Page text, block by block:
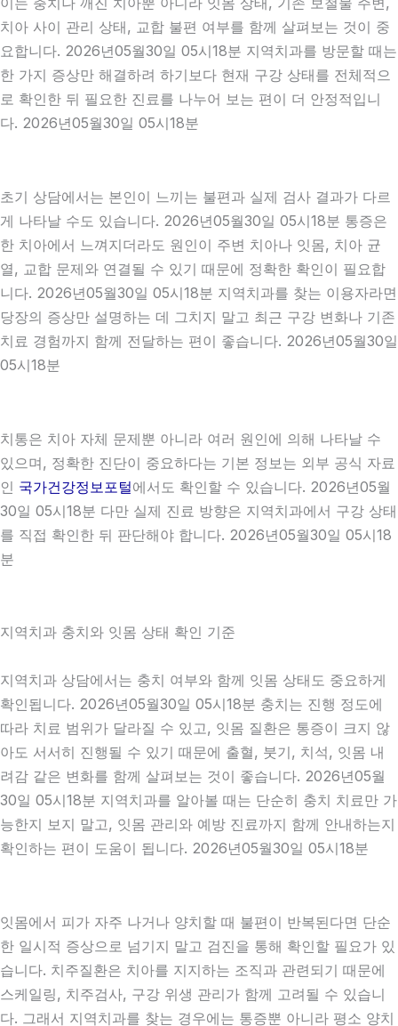
치아 사이 관리 상태, 교합 불편 여부를 함께 살펴보는 것이 중
요합니다. 2026년05월30일 05시18분 지역치과를 방문할 때는
한 가지 증상만 해결하려 하기보다 현재 구강 상태를 전체적으
로 확인한 뒤 필요한 진료를 나누어 보는 편이 더 안정적입니
다. 2026년05월30일 05시18분
초기 상담에서는 본인이 느끼는 불편과 실제 검사 결과가 다르
게 나타날 수도 있습니다. 2026년05월30일 05시18분 통증은
한 치아에서 느껴지더라도 원인이 주변 치아나 잇몸, 치아 균
열, 교합 문제와 연결될 수 있기 때문에 정확한 확인이 필요합
니다. 2026년05월30일 05시18분 지역치과를 찾는 이용자라면
당장의 증상만 설명하는 데 그치지 말고 최근 구강 변화나 기존
치료 경험까지 함께 전달하는 편이 좋습니다. 2026년05월30일
05시18분
치통은 치아 자체 문제뿐 아니라 여러 원인에 의해 나타날 수
있으며, 정확한 진단이 중요하다는 기본 정보는 외부 공식 자료
인 국가건강정보포털에서도 확인할 수 있습니다. 2026년05월
30일 05시18분 다만 실제 진료 방향은 지역치과에서 구강 상태
를 직접 확인한 뒤 판단해야 합니다. 2026년05월30일 05시18
분
지역치과 충치와 잇몸 상태 확인 기준
지역치과 상담에서는 충치 여부와 함께 잇몸 상태도 중요하게
확인됩니다. 2026년05월30일 05시18분 충치는 진행 정도에
따라 치료 범위가 달라질 수 있고, 잇몸 질환은 통증이 크지 않
아도 서서히 진행될 수 있기 때문에 출혈, 붓기, 치석, 잇몸 내
려감 같은 변화를 함께 살펴보는 것이 좋습니다. 2026년05월
30일 05시18분 지역치과를 알아볼 때는 단순히 충치 치료만 가
능한지 보지 말고, 잇몸 관리와 예방 진료까지 함께 안내하는지
확인하는 편이 도움이 됩니다. 2026년05월30일 05시18분
잇몸에서 피가 자주 나거나 양치할 때 불편이 반복된다면 단순
한 일시적 증상으로 넘기지 말고 검진을 통해 확인할 필요가 있
습니다. 치주질환은 치아를 지지하는 조직과 관련되기 때문에
스케일링, 치주검사, 구강 위생 관리가 함께 고려될 수 있습니
다. 그래서 지역치과를 찾는 경우에는 통증뿐 아니라 평소 양치